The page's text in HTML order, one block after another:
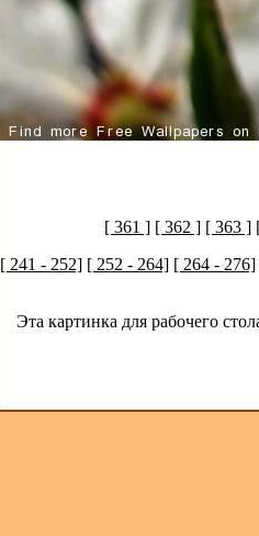
[ 361 ] [ 362 ] [ 363 ]
[ 241 - 252] [ 252 - 264] [ 264 - 276]
Эта картинка для рабочего